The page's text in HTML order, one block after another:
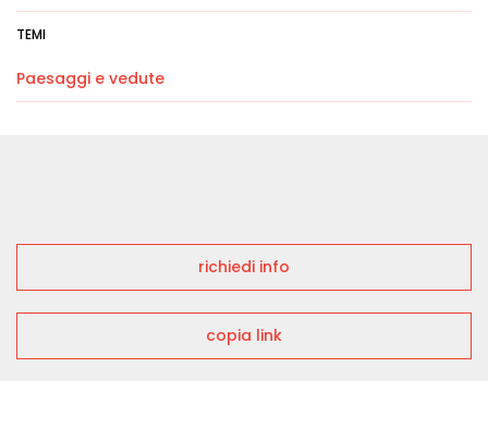
TEMI
Paesaggi e vedute
richiedi info
copia link